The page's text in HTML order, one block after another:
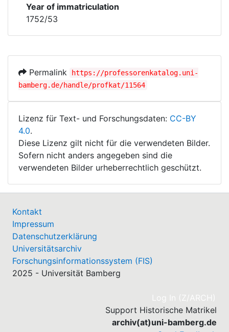
Year of immatriculation
1752/53
Permalink
https://professorenkatalog.uni-
bamberg.de/handle/profkat/11564
Lizenz für Text- und Forschungsdaten: CC-BY
4.0.
Diese Lizenz gilt nicht für die verwendeten Bilder.
Sofern nicht anders angegeben sind die
verwendeten Bilder urheberrechtlich geschützt.
Kontakt
Impressum
Datenschutzerklärung
Universitätsarchiv
Forschungsinformationssystem (FIS)
2025 - Universität Bamberg
Log In (Z/ARCH)
Support Historische Matrikel
archiv(at)uni-bamberg.de